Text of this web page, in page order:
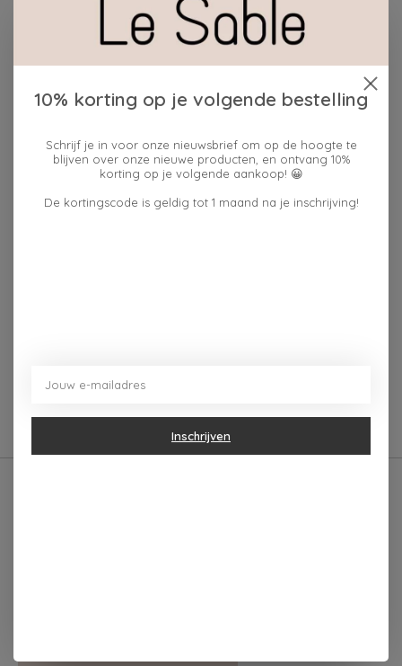
Enfant Terrible
WENSKAART
GELUKKIGE
VERJAARDAG
Enfant Terrible KAART
GESLAAGD PJK063
10% korting op je volgende bestelling
Schrijf je in voor onze nieuwsbrief om op de hoogte te
blijven over onze nieuwe producten, en ontvang 10%
korting op je volgende aankoop! 😀
De kortingscode is geldig tot 1 maand na je inschrijving!
Inschrijven